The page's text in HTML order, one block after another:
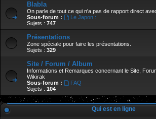
Blabla
On parle de tout ce qui n'a pas de rapport direct
Sous-forum :
Le Japon :
Sujets : 747
Présentations
Zone spéciale pour faire les présentations.
Sujets : 329
Site / Forum / Album
Informations et Remarques concernant le Site,
Wikirak
Sous-forum :
FAQ
Sujets : 104
Qui est en ligne